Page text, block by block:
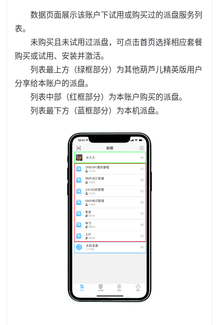
数据页面展示该账户下试用或购买过的派盘服务列
表。
未购买且未试用过派盘，可点击首页选择相应套餐
购买或试用、安装并激活。
列表最上方（绿框部分）为其他葫芦儿精英版用户
分享给本账户的派盘。
列表中部（红框部分）为本账户购买的派盘。
列表最下方（蓝框部分）为本机派盘。